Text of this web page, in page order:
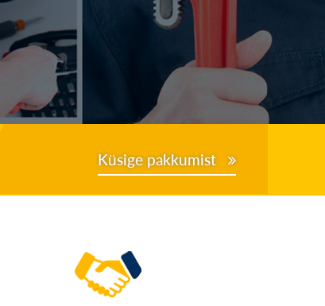
Küsige pakkumist